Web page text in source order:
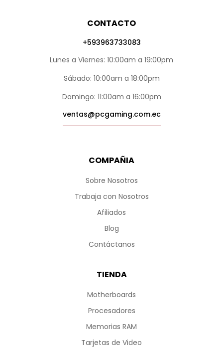
COMPAÑIA
Sobre Nosotros
Trabaja con Nosotros
Afiliados
Blog
Contáctanos
TIENDA
Motherboards
Procesadores
Memorias RAM
Tarjetas de Video
CONTACTO
+593963733083
Lunes a Viernes: 10:00am a 19:00pm
Sábado: 10:00am a 18:00pm
Domingo: 11:00am a 16:00pm
ventas@pcgaming.com.ec